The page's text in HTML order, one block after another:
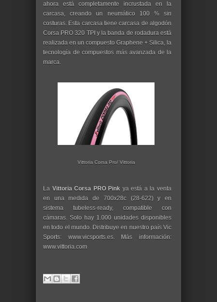
ahora está completamente incrustada en la
carcasa, creando un neumático 100 % sin
costuras. Esta carcasa tiene carcasa de algodón
Corsa PRO 320 TPI y la banda de rodadura está
realizada en un compuesto Graphene + Silica, la
tecnología de compuestos más avanzada de la
marca.
Vittoria Corsa Pro/ Vittoria
La Vittoria Corsa PRO Pink ya está a la venta
en una medida de 700x28c (28-622) y en
sistema tubeless-ready, compatible con
cámaras. Solo hay 1.000 unidades disponibles
en todo el mundo. Distribuye en nuestro país Vic
Sports: www.vicsports.es. Más información:
www.vittoria.com